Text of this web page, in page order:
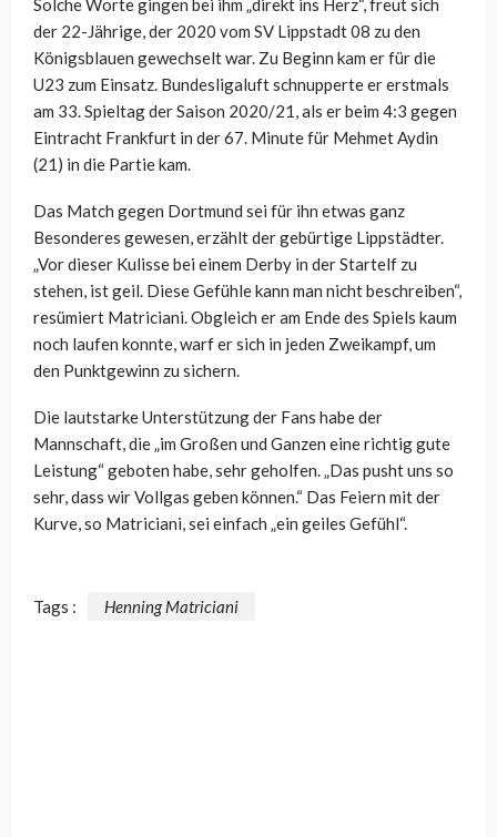
Solche Worte gingen bei ihm „direkt ins Herz“, freut sich
der 22-Jährige, der 2020 vom SV Lippstadt 08 zu den
Königsblauen gewechselt war. Zu Beginn kam er für die
U23 zum Einsatz. Bundesligaluft schnupperte er erstmals
am 33. Spieltag der Saison 2020/21, als er beim 4:3 gegen
Eintracht Frankfurt in der 67. Minute für Mehmet Aydin
(21) in die Partie kam.
Das Match gegen Dortmund sei für ihn etwas ganz
Besonderes gewesen, erzählt der gebürtige Lippstädter.
„Vor dieser Kulisse bei einem Derby in der Startelf zu
stehen, ist geil. Diese Gefühle kann man nicht beschreiben“,
resümiert Matriciani. Obgleich er am Ende des Spiels kaum
noch laufen konnte, warf er sich in jeden Zweikampf, um
den Punktgewinn zu sichern.
Die lautstarke Unterstützung der Fans habe der
Mannschaft, die „im Großen und Ganzen eine richtig gute
Leistung“ geboten habe, sehr geholfen. „Das pusht uns so
sehr, dass wir Vollgas geben können.“ Das Feiern mit der
Kurve, so Matriciani, sei einfach „ein geiles Gefühl“.
Tags : Henning Matriciani